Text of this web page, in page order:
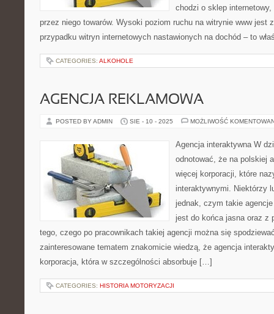
chodzi o sklep
przez niego towarów. Wysoki poziom ruchu na witrynie www jest
przypadku witryn internetowych nastawionych na dochód – to
CATEGORIES: ALKOHOLE
AGENCJA REKLAMOWA
POSTED BY ADMIN SIE - 10 - 2025 MOŻLIWOŚĆ
Agencja interaktywna W
odnotować, że na polskiej
więcej korporacji, które
interaktywnymi. Niektórzy
jednak, czym takie
jest do końca jasna oraz z
tego, czego po pracownikach takiej agencji można się
zainteresowane tematem znakomicie wiedzą, że agencja
korporacja, która w szczególności absorbuje […]
CATEGORIES: HISTORIA MOTORYZACJI